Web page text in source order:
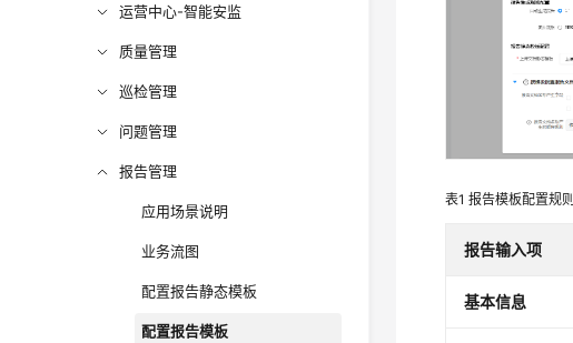
运营中心-智能安监
质量管理
巡检管理
问题管理
报告管理
应用场景说明
业务流图
配置报告静态模板
配置报告模板
表1报告模板配置规则
报告输入项
基本信息